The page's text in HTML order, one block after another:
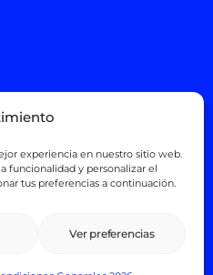
experiencia en nuestro sitio web.
funcionalidad y personalizar el
tus preferencias a continuación.
Ver preferencias